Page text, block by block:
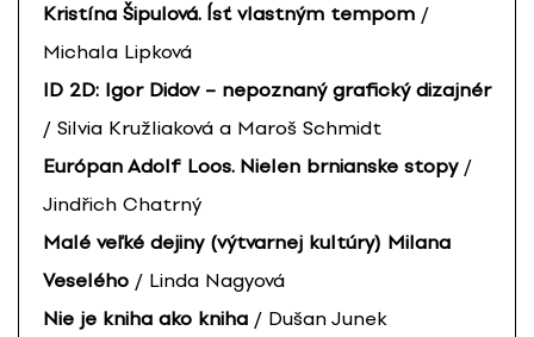
Kristína Šipulová. Ísť vlastným tempom /
Michala Lipková
ID 2D: Igor Didov – nepoznaný grafický dizajnér
/ Silvia Kružliaková a Maroš Schmidt
Európan Adolf Loos. Nielen brnianske stopy/
Jindřich Chatrný
Malé veľké dejiny (výtvarnej kultúry) Milana
Veselého / Linda Nagyová
Nie je kniha ako kniha / Dušan Junek